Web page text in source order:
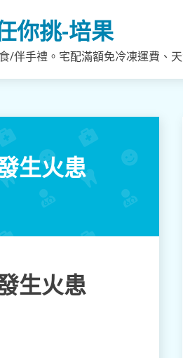
你挑-培果
伴手禮。宅配滿額免冷凍運費、
生火患
生火患